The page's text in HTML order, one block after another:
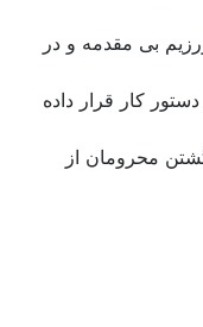
بی مقدمه و در
کار قرار داده
محرومان از